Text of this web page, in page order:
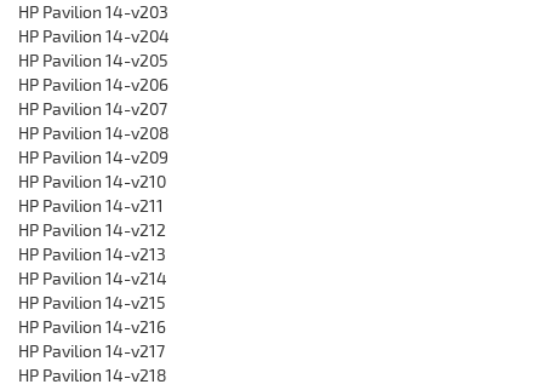
HP Pavilion 14-v203
HP Pavilion 14-v204
HP Pavilion 14-v205
HP Pavilion 14-v206
HP Pavilion 14-v207
HP Pavilion 14-v208
HP Pavilion 14-v209
HP Pavilion 14-v210
HP Pavilion 14-v211
HP Pavilion 14-v212
HP Pavilion 14-v213
HP Pavilion 14-v214
HP Pavilion 14-v215
HP Pavilion 14-v216
HP Pavilion 14-v217
HP Pavilion 14-v218